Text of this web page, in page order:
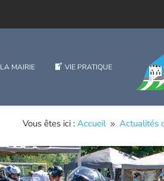
LA MAIRIE VIE PRATIQUE
Vous êtes ici : Accueil 9 Actualités